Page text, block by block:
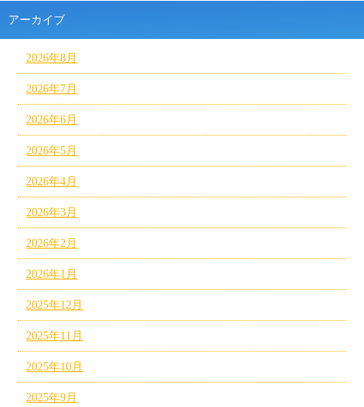
アーカイブ
2026年8月
2026年7月
2026年6月
2026年5月
2026年4月
2026年3月
2026年2月
2026年1月
2025年12月
2025年11月
2025年10月
2025年9月